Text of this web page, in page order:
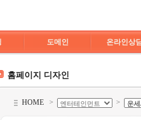
도메인 온라인상
홈페이지 디자인
HOME > >